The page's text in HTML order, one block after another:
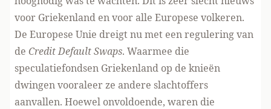
voor Griekenland en voor alle Europese volkeren.
De Europese Unie dreigt nu met een regulering van
de Credit Default Swaps. Waarmee die
speculatiefondsen Griekenland op de knieën
dwingen vooraleer ze andere slachtoffers
aanvallen. Hoewel onvoldoende, waren die